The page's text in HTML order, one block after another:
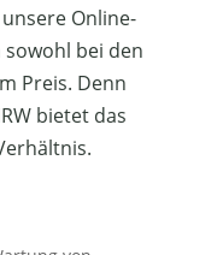
Online-
bei den
Preis. Denn
bietet das